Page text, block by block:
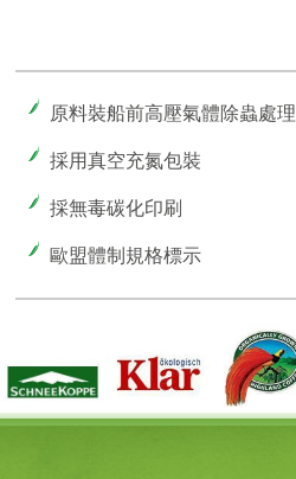
原料裝船前高壓氣體除蟲處理
採用真空充氮包裝
採無毒碳化印刷
歐盟體制規格標示